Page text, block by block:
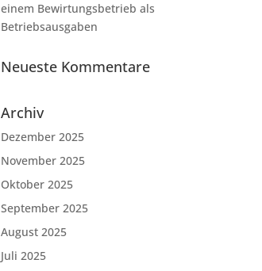
einem Bewirtungsbetrieb als
Betriebsausgaben
Neueste Kommentare
Archiv
Dezember 2025
November 2025
Oktober 2025
September 2025
August 2025
Juli 2025